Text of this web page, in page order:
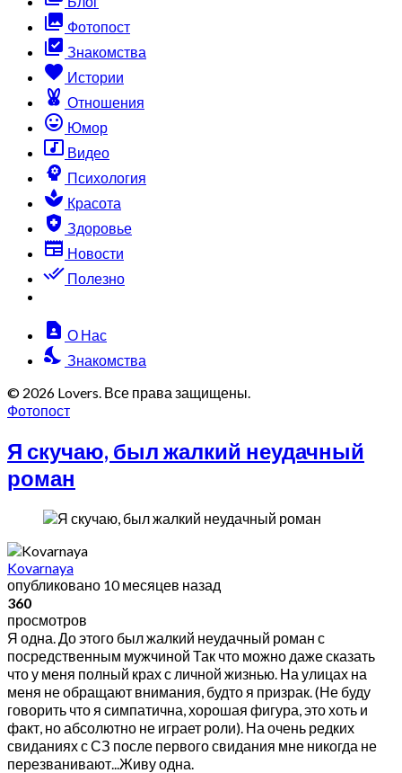
collections Фотопост
library_add_check Знакомства
favorite Истории
cruelty_free Отношения
sentiment_very_satisfied Юмор
music_video Видео
psychology Психология
spa Красота
health_and_safety Здоровье
newspaper Новости
done_all Полезно
contact_page О Нас
nights_stay Знакомства
© 2026 Lovers. Все права защищены.
Фотопост
Я скучаю, был жалкий неудачный
роман
Kovarnaya
опубликовано 10 месяцев назад
360
просмотров
Я одна. До этого был жалкий неудачный роман с
посредственным мужчиной Так что можно даже сказать
что у меня полный крах с личной жизнью. На улицах на
меня не обращают внимания, будто я призрак. (Не буду
говорить что я симпатична, хорошая фигура, это хоть и
факт, но абсолютно не играет роли). На очень редких
свиданиях с СЗ после первого свидания мне никогда не
перезванивают...Живу одна.